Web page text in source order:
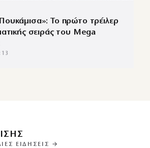
Το πρώτο τρέιλερ
σειράς του Mega
ΕΙΔΉΣΕΙΣ →